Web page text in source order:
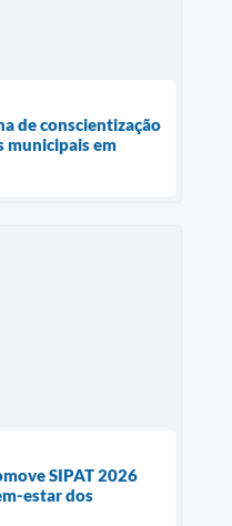
de conscientização
municipais em
SIPAT 2026
estar dos